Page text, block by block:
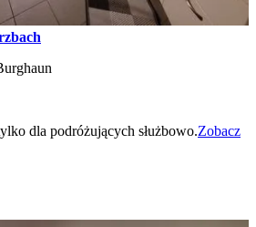
dla podróżujących służbowo.Zobacz